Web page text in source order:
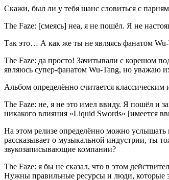
Скажи, был ли у тебя шанс словиться с
The Faze: [смеясь] неа, я не пошёл. Я не
Так это… А как же ты не являясь фанатом
The Faze: да просто! Зачитывали с корешом
являюсь супер-фанатом Wu-Tang, но уважаю
Альбом определённо считается
The Faze: не, я не это имел ввиду. Я пошёл и
никакого влияния «Liquid Swords» [имеется
На этом релизе определённо можно
рассказывает о музыкальной индустрии, ты
звукозаписывающие компании?
The Faze: я бы не сказал, что в этом
Нужны правильные ресурсы и люди, которые